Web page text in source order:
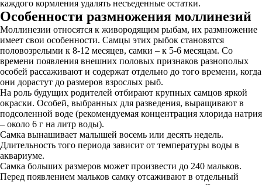
каждого кормления удалять несъеденные остатки.
Особенности размножения моллинезий
Моллинезии относятся к живородящим рыбам, их размножение
имеет свои особенности. Самцы этих рыбок становятся
половозрелыми к 8-12 месяцев, самки – к 5-6 месяцам. Со
времени появления внешних половых признаков разнополых
особей рассаживают и содержат отдельно до того времени, когда
они дорастут до размеров взрослых рыб.
На роль будущих родителей отбирают крупных самцов яркой
окраски. Особей, выбранных для разведения, выращивают в
подсоленной воде (рекомендуемая концентрация хлорида натрия
– около 6 г на литр воды).
Самка вынашивает малышей восемь или десять недель.
Длительность того периода зависит от температуры воды в
аквариуме.
Самка больших размеров может произвести до 240 мальков.
Перед появлением мальков самку отсаживают в отдельный